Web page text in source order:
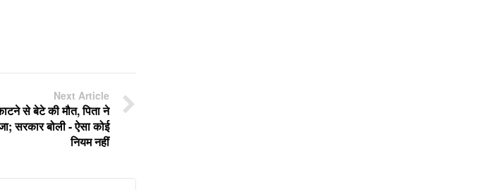
Next Article
से बेटे की मौत, पिता ने
सरकार बोली - ऐसा कोई
नियम नहीं